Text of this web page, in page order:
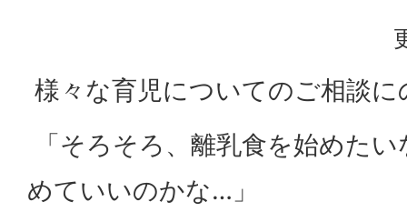
様々な育児についてのご相談
「そろそろ、離乳食を始めた
めていいのかな…」